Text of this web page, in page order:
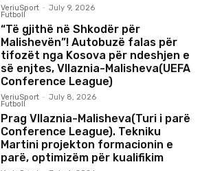
VeriuSport - July 9, 2026
Futboll
“Të gjithë në Shkodër për
Malishevën”! Autobuzë falas për
tifozët nga Kosova për ndeshjen e
së enjtes, Vllaznia-Malisheva(UEFA
Conference League)
VeriuSport - July 8, 2026
Futboll
Prag Vllaznia-Malisheva(Turi i parë
Conference League). Tekniku
Martini projekton formacionin e
parë, optimizëm për kualifikim